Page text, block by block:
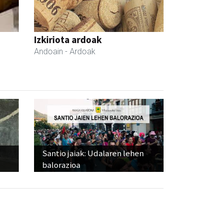
Izkiriota ardoak
Andoain - Ardoak
Santio jaiak: Udalaren lehen
balorazioa